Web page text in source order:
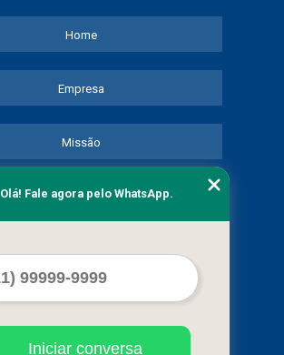
Home
Empresa
Missão
Serviços
Mapa do site
Olá! Fale agora pelo WhatsApp.
Iniciar conversa